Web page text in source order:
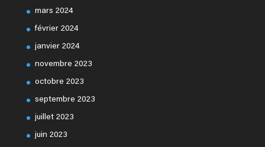
mars 2024
février 2024
janvier 2024
novembre 2023
octobre 2023
septembre 2023
juillet 2023
juin 2023